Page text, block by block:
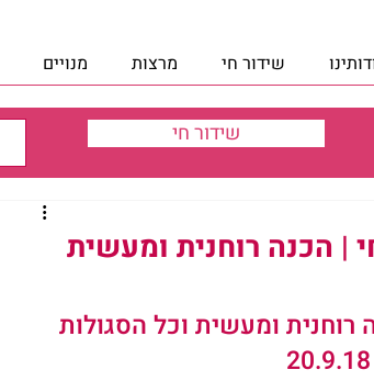
שידור חי מרצות מנויים
שידור חי
| הכנה רוחנית ומעשית
רוחנית ומעשית וכל הסגולות